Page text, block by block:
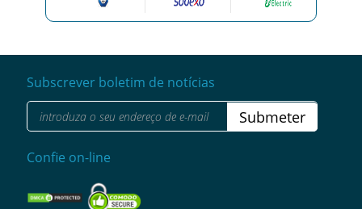
Subscrever boletim de notícias
Submeter
Confie on-line